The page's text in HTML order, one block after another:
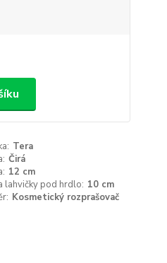
Tera
Čirá
12 cm
lahvičky pod hrdlo: 10 cm
Kosmetický rozprašovač